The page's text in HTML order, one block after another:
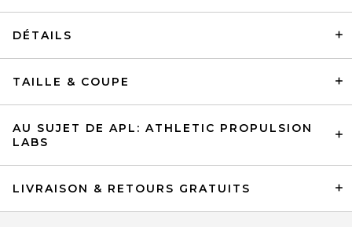
adidas Originals Gazelle in
White
$58 Prix Avant Réduction:
$100
DÉTAILS
TAILLE & COUPE
AU SUJET DE APL: ATHLETIC PROPULSION
LABS
LIVRAISON & RETOURS GRATUITS